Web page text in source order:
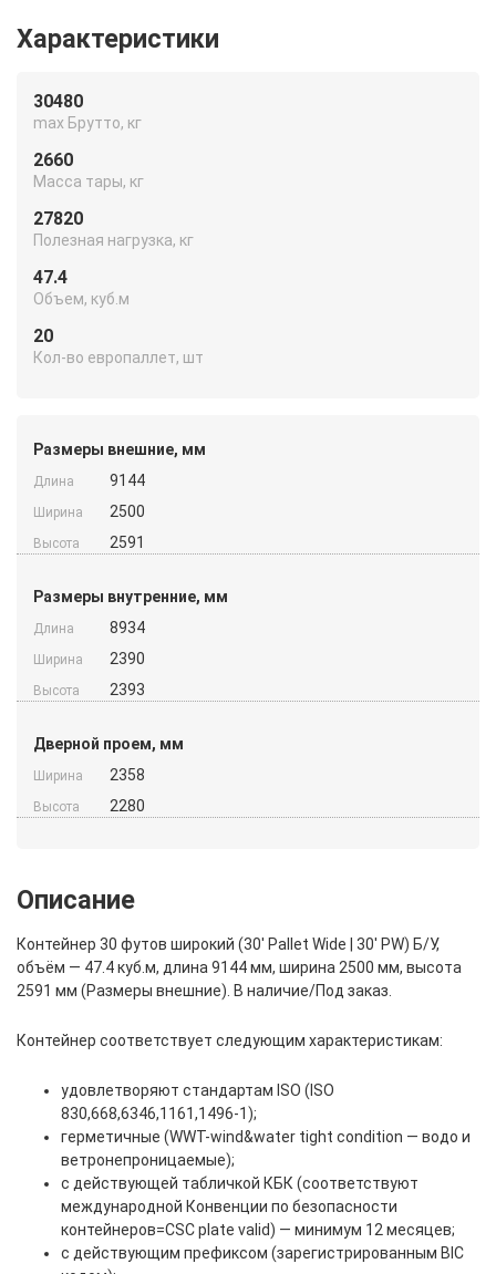
Характеристики
30480
max Брутто, кг
2660
Масса тары, кг
27820
Полезная нагрузка, кг
47.4
Объем, куб.м
20
Кол-во европаллет, шт
Размеры внешние, мм
Длина 9144
Ширина 2500
Высота 2591
Размеры внутренние, мм
Длина 8934
Ширина 2390
Высота 2393
Дверной проем, мм
Ширина 2358
Высота 2280
Описание
Контейнер 30 футов широкий (30′ Pallet Wide | 30′ PW) Б/У,
объём — 47.4 куб.м, длина 9144 мм, ширина 2500 мм, высота
2591 мм (Размеры внешние). В наличие/Под заказ.
Контейнер соответствует следующим характеристикам:
удовлетворяют стандартам ISO (ISO
830,668,6346,1161,1496-1);
герметичные (WWT-wind&water tight condition — водо и
ветронепроницаемые);
с действующей табличкой КБК (соответствуют
международной Конвенции по безопасности
контейнеров=CSC plate valid) — минимум 12 месяцев;
с действующим префиксом (зарегистрированным BIC